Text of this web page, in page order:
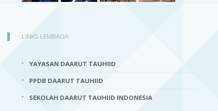
LINKS LEMBAGA
YAYASAN DAARUT TAUHIID
PPDB DAARUT TAUHIID
SEKOLAH DAARUT TAUHIID INDONESIA